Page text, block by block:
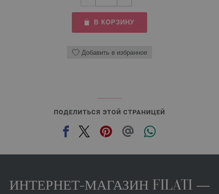
В КОРЗИНУ
Добавить в избранное
ПОДЕЛИТЬСЯ ЭТОЙ СТРАНИЦЕЙ
ИНТЕРНЕТ-МАГАЗИН FILATI —